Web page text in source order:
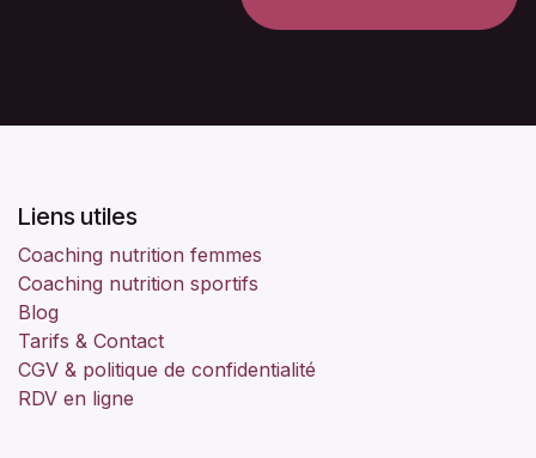
Liens utiles
Coaching nutrition femmes
Coaching nutrition sportifs
Blog
Tarifs & Contact
CGV & politique de confidentialité
RDV en ligne